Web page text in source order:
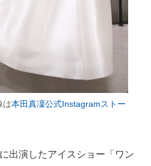
は本田真凜公式Instagramストー
出演したアイスショー「ワン